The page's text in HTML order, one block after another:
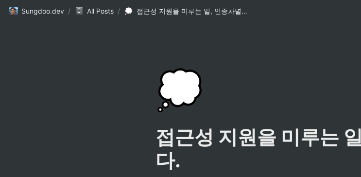
Sungdoo.dev / All Posts / 접근성 지원을 미루는 일, 인종차별입니다.
💭
접근성 지원을 미루는
다.